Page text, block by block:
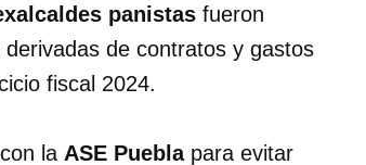
panistas fueron
de contratos y gastos
fiscal 2024.
la ASE Pueblapara evitar